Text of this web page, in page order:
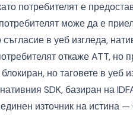
потребителят е
може да е
в уеб изгледа,
откаже ATT, но
но таговете в уеб
SDK, базиран на
източник на истина —